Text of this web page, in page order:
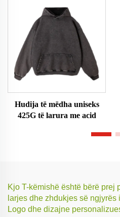
Hudija të mëdha uniseks
425G të larura me acid
Kjo T-këmishë është bërë prej
larjes dhe zhdukjes së ngjyrës
Logo dhe dizajne